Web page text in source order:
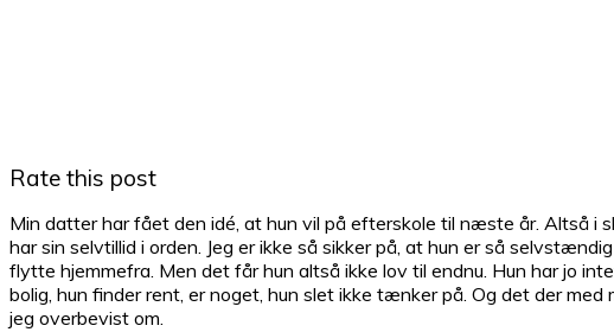
Rate this post
Min datter har fået den idé, at hun vil på efterskole til næste år. Altså i
har sin selvtillid i orden. Jeg er ikke så sikker på, at hun er så
flytte hjemmefra. Men det får hun altså ikke lov til endnu. Hun har jo
bolig, hun finder rent, er noget, hun slet ikke tænker på. Og det der
jeg overbevist om.